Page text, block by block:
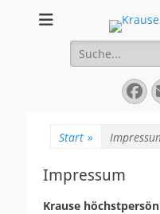
Suchen
nach:
Start »
Impressum
Krause